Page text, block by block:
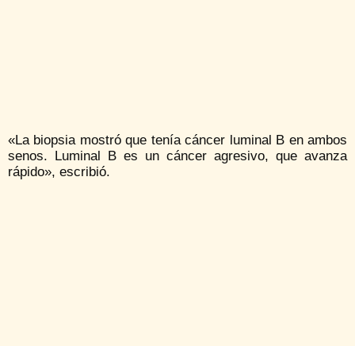
«La biopsia mostró que tenía cáncer luminal B en ambos
senos. Luminal B es un cáncer agresivo, que avanza
rápido», escribió.